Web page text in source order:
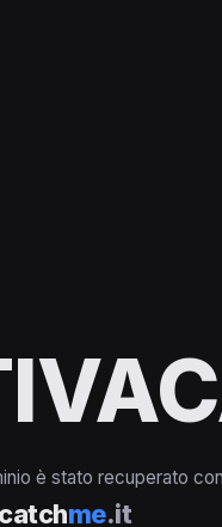
è stato recuperato con
catchme.it